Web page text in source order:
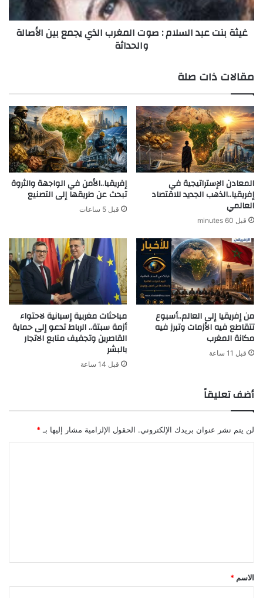
الذي
يجمع
بينغيثة بنت عبد السلام : صوت المغرب الذي يجمع بين الأصالة
والحداثة
مقالات ذات صلة
المعادن الإستراتيجية في
إفريقيا..الذهب الجديد للاقتصاد
العالمي
قبل 60 minutes
إفريقيا..الأمن في الواجهة والثروة
تبحث عن طريقها إلى التصنيع
قبل 5 ساعات
من إفريقيا إلى العالم..أسبوع
تتقاطع فيه الأزمات وتبرز فيه
مكانة المغرب
قبل 11 ساعة
مباحثات مغربية إسبانية لاحتواء
أزمة سبتة.. الرباط تدعو إلى حماية
القاصرين وتجفيف منابع الاتجار
بالبشر
قبل 14 ساعة
أضف تعليقاً
لن يتم نشر عنوان بريدك الإلكتروني. الحقول الإلزامية مشار إليها بـ *
*
الاسم *